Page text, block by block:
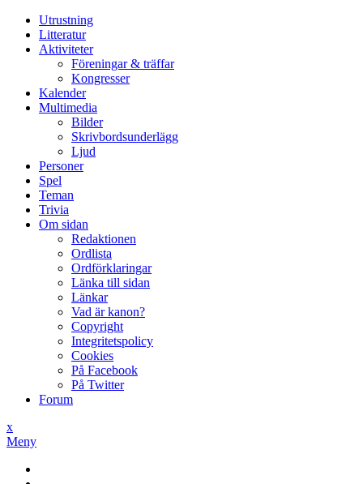
Utrustning
Litteratur
Aktiviteter
Föreningar & träffar
Kongresser
Kalender
Multimedia
Bilder
Skrivbordsunderlägg
Ljud
Personer
Spel
Teman
Trivia
Om sidan
Redaktionen
Ordlista
Ordförklaringar
Länka till sidan
Länkar
Vad är kanon?
Copyright
Integritetspolicy
Cookies
På Facebook
På Twitter
Forum
x
Meny